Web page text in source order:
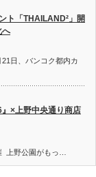
ト「THAILAND²」開
へ
21日、バンコク都内カ
×上野中央通り商店
上野公園がもっ…